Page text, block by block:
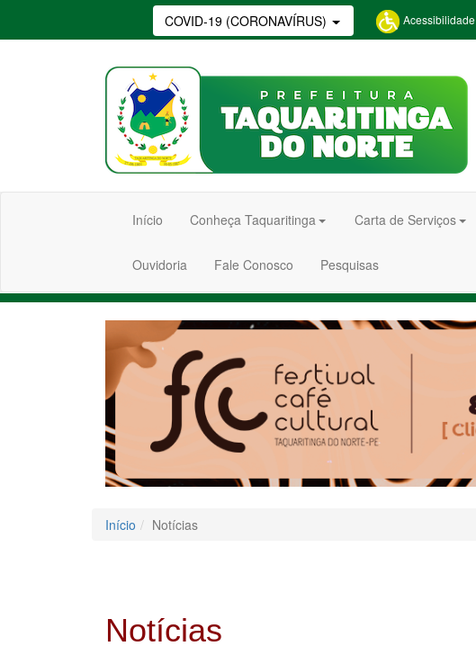
COVID-19 (CORONAVÍRUS) Acessibilidade
Início Conheça Taquaritinga Carta de Serviços
Ouvidoria Fale Conosco Pesquisas
Início Notícias
Notícias